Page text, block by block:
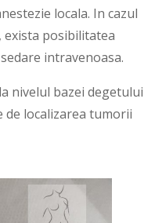
locala. In cazul
exista posibilitatea
intravenoasa.
nivelul bazei degetului
localizarea tumorii